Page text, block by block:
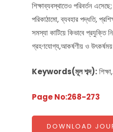
শিক্ষাব্যবস্থাতেও পরিবর্তন
পরিকাঠামো, ব্যবহার পদ্ধতি,
সমস্যা কাটিয়ে কিভাবে প্রযুক্তি
গ্রহণযোগ্য,আকর্ষণীয় ও
Keywords(মূল শব্দ):
Page No:268-273
DOWNLOAD